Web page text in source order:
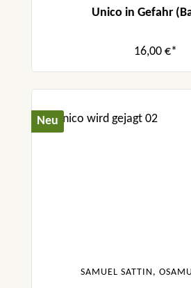
Unico in Gefahr
16,00 €*
Neu
SAMUEL SATTIN,